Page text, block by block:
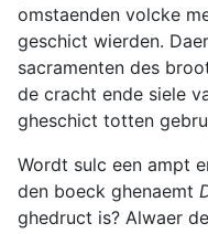
omstaenden volcke
geschict wierden.
sacramenten des
de cracht ende siele
gheschict totten
Wordt sulc een ampt
den boeck ghenaemt
ghedruct is? Alwaer